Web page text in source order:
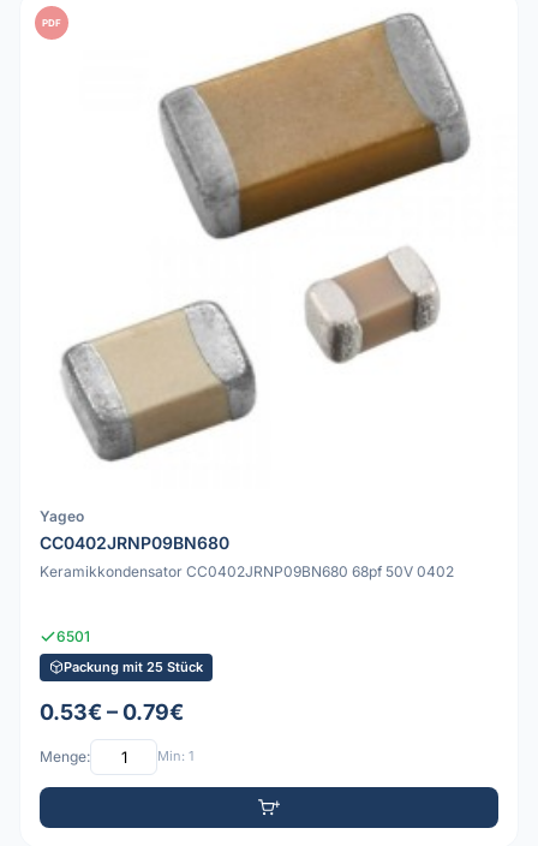
PDF
Yageo
CC0402JRNP09BN680
Keramikkondensator CC0402JRNP09BN680 68pf 50V 0402
6501
Packung mit 25 Stück
0.53€ – 0.79€
Menge: Min: 1